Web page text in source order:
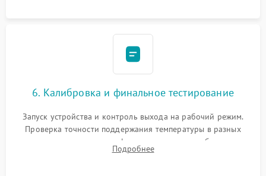
6. Калибровка и финальное тестирование
Запуск устройства и контроль выхода на рабочий режим.
Проверка точности поддержания температуры в разных
климатических зонах шкафа, оценка уровня стабильности
влажности и полного отсутствия вибраций корпуса.
Подробнее